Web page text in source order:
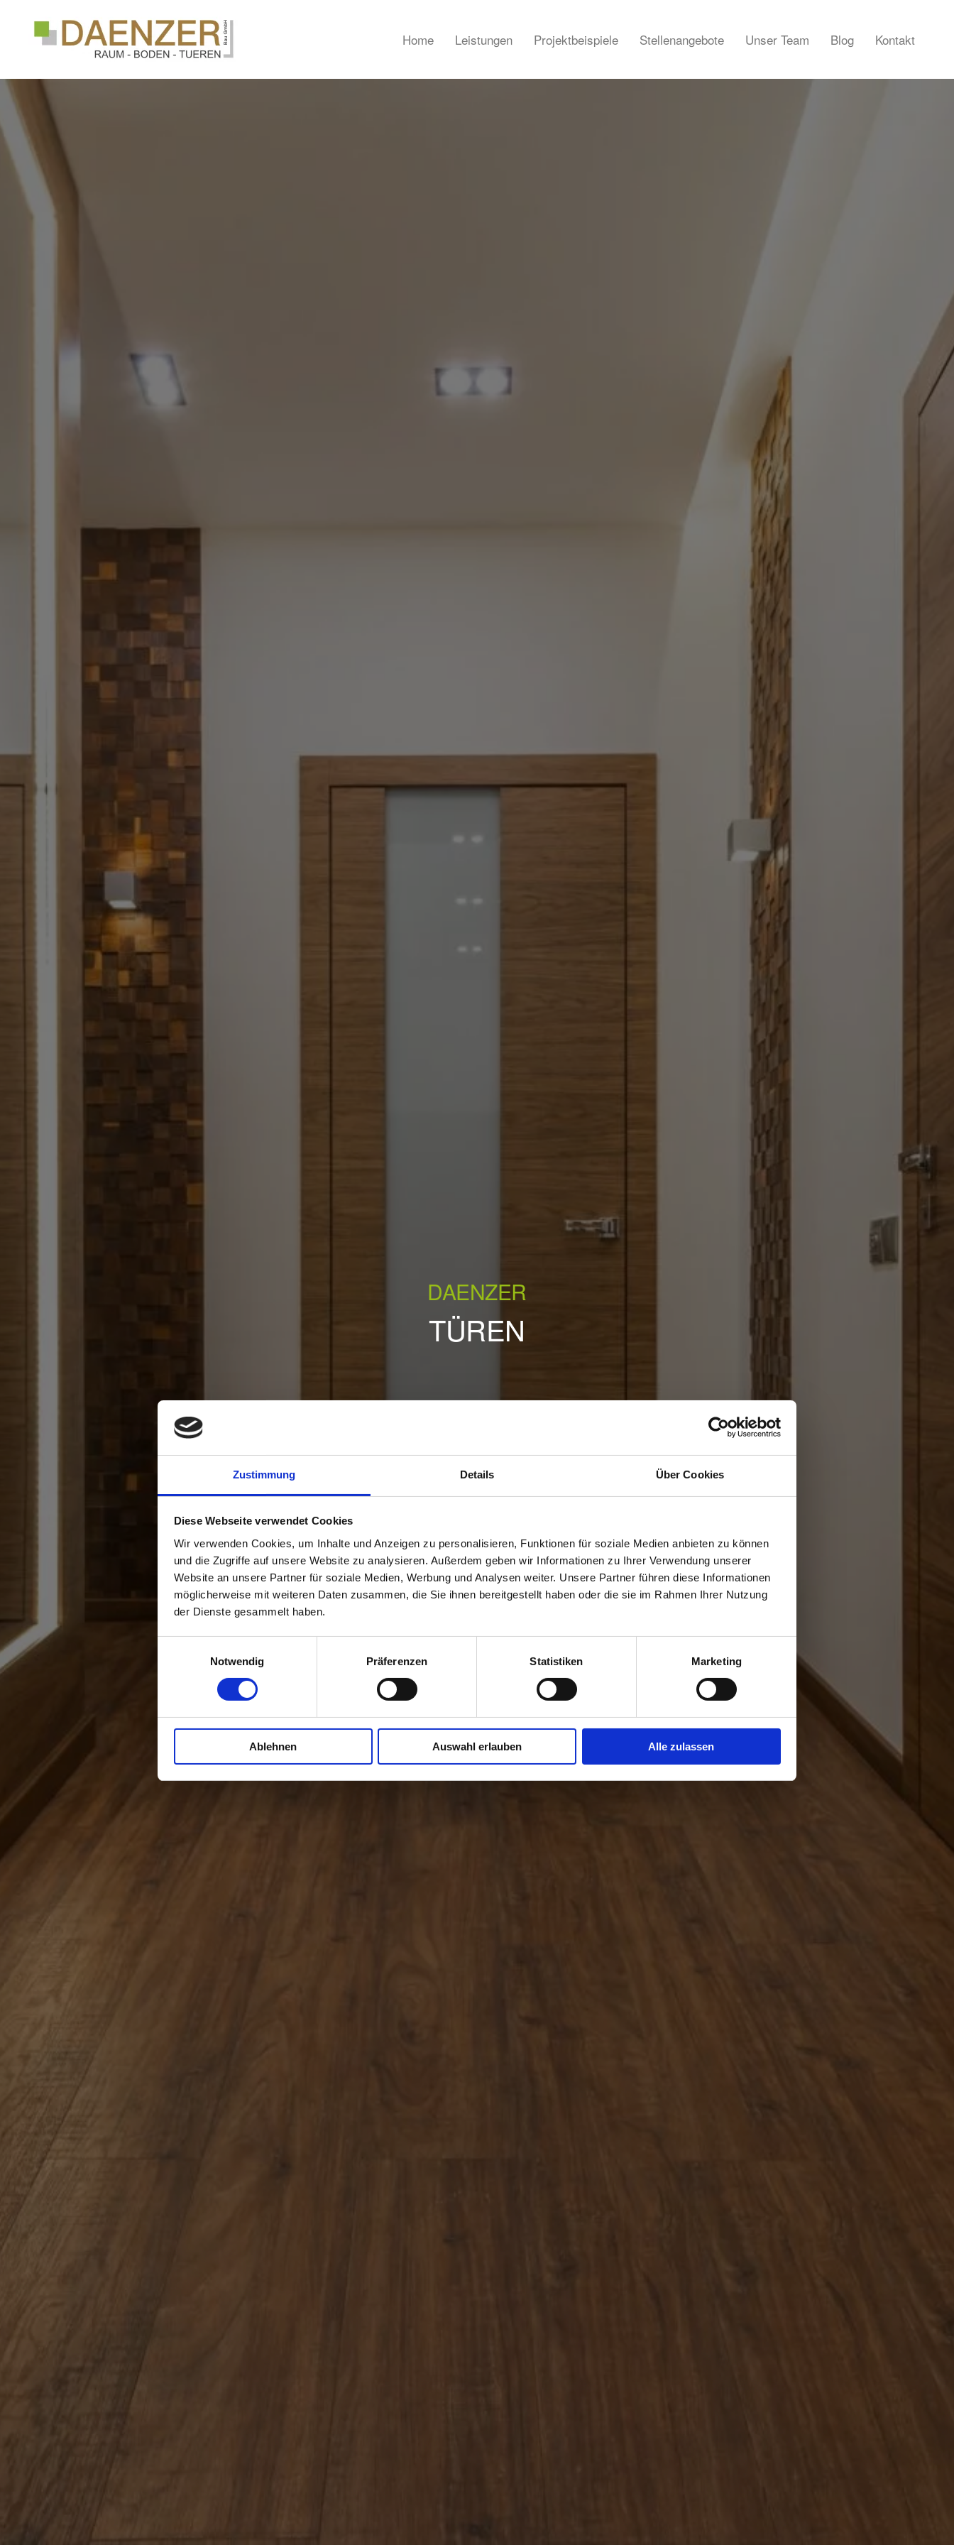
Zustimmung Details Über Cookies
Diese Webseite verwendet Cookies
Wir verwenden Cookies, um Inhalte und Anzeigen zu personalisieren, Funktionen für soziale Medien anbieten zu können
und die Zugriffe auf unsere Website zu analysieren. Außerdem geben wir Informationen zu Ihrer Verwendung unserer
Website an unsere Partner für soziale Medien, Werbung und Analysen weiter. Unsere Partner führen diese Informationen
möglicherweise mit weiteren Daten zusammen, die Sie ihnen bereitgestellt haben oder die sie im Rahmen Ihrer Nutzung
der Dienste gesammelt haben.
Notwendig
Präferenzen Statistiken Marketing
Ablehnen Auswahl erlauben Alle zulassen
Home Leistungen Projektbeispiele Stellenangebote Unser Team Blog Kontakt
DAENZER
TÜREN